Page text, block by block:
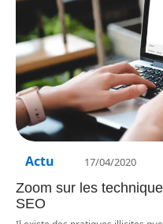
Actu 17/04/2020
Zoom sur les
SEO